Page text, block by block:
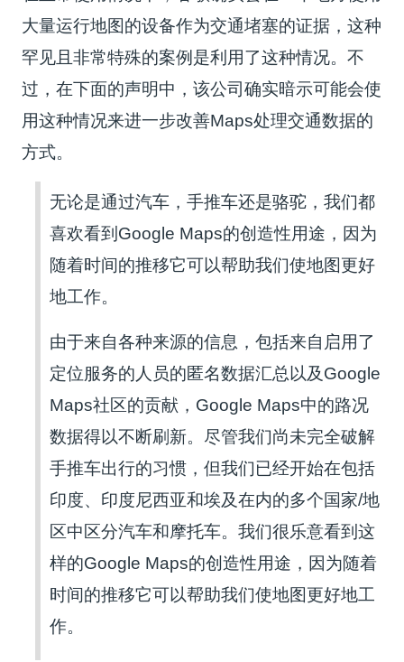
大量运行地图的设备作为交通堵塞的证据，这种
罕见且非常特殊的案例是利用了这种情况。不
过，在下面的声明中，该公司确实暗示可能会使
用这种情况来进一步改善Maps处理交通数据的
方式。
无论是通过汽车，手推车还是骆驼，我们都
喜欢看到Google Maps的创造性用途，因为
随着时间的推移它可以帮助我们使地图更好
地工作。
由于来自各种来源的信息，包括来自启用了
定位服务的人员的匿名数据汇总以及Google
Maps社区的贡献，Google Maps中的路况
数据得以不断刷新。尽管我们尚未完全破解
手推车出行的习惯，但我们已经开始在包括
印度、印度尼西亚和埃及在内的多个国家/地
区中区分汽车和摩托车。我们很乐意看到这
样的Google Maps的创造性用途，因为随着
时间的推移它可以帮助我们使地图更好地工
作。